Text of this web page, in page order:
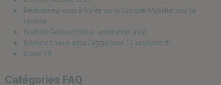
Réabonnez-vous à Soléa sur le Compte Mobilité pour la
rentrée !
Gratuité Réseau Soléa - weekends août
Déplacez-vous dans l’agglo pour 1€ seulement !
Covid-19
Catégories FAQ